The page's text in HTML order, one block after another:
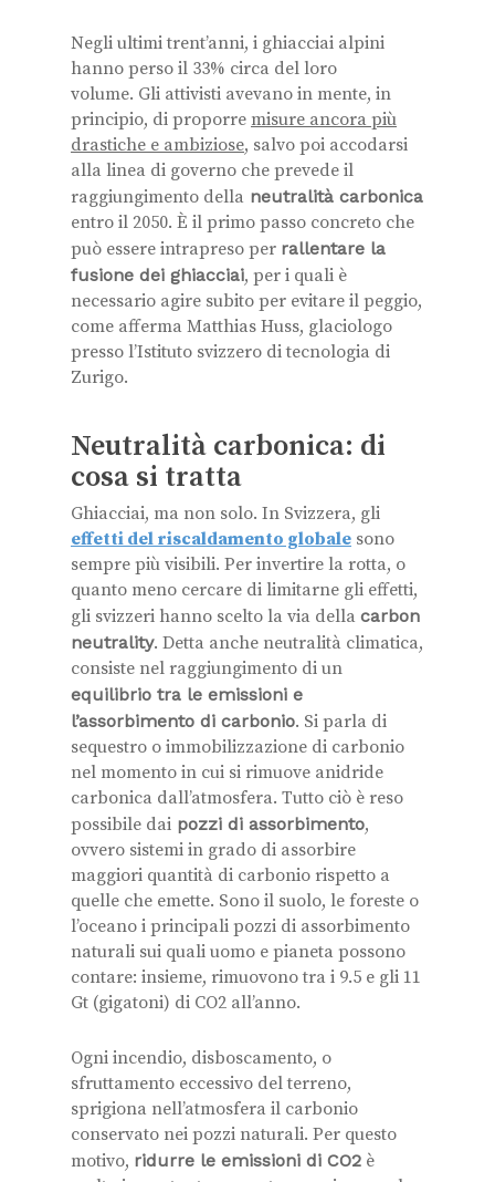
Negli ultimi trent’anni, i ghiacciai alpini
hanno perso il 33% circa del loro
volume. Gli attivisti avevano in mente, in
principio, di proporre misure ancora più
drastiche e ambiziose, salvo poi accodarsi
alla linea di governo che prevede il
raggiungimento della neutralità carbonica
entro il 2050. È il primo passo concreto che
può essere intrapreso per rallentare la
fusione dei ghiacciai, per i quali è
necessario agire subito per evitare il peggio,
come afferma Matthias Huss, glaciologo
presso l’Istituto svizzero di tecnologia di
Zurigo.
Neutralità carbonica: di
cosa si tratta
Ghiacciai, ma non solo. In Svizzera, gli
effetti del riscaldamento globale sono
sempre più visibili. Per invertire la rotta, o
quanto meno cercare di limitarne gli effetti,
gli svizzeri hanno scelto la via della carbon
neutrality. Detta anche neutralità climatica,
consiste nel raggiungimento di un
equilibrio tra le emissioni e
l’assorbimento di carbonio. Si parla di
sequestro o immobilizzazione di carbonio
nel momento in cui si rimuove anidride
carbonica dall’atmosfera. Tutto ciò è reso
possibile dai pozzi di assorbimento,
ovvero sistemi in grado di assorbire
maggiori quantità di carbonio rispetto a
quelle che emette. Sono il suolo, le foreste o
l’oceano i principali pozzi di assorbimento
naturali sui quali uomo e pianeta possono
contare: insieme, rimuovono tra i 9.5 e gli 11
Gt (gigatoni) di CO2 all’anno.
Ogni incendio, disboscamento, o
sfruttamento eccessivo del terreno,
sprigiona nell’atmosfera il carbonio
conservato nei pozzi naturali. Per questo
motivo, ridurre le emissioni di CO2 è